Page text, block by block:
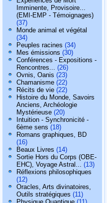
Imminente, Provisoire...
(EMI-EMP - Témoignages)
(37)
Monde animal et végétal
(34)
Peuples racines (34)
Mes émissions (30)
Conférences - Expositions -
Rencontres... (26)
Ovnis, Oanis (23)
Chamanisme (22)
Récits de vie (22)
Histoire du Monde, Savoirs
Anciens, Archéologie
Mystérieuse (20)
Intuition - Synchronicité -
6ème sens (18)
Romans graphiques, BD
(16)
Beaux Livres (14)
Sortie Hors du Corps (OBE-
EHC), Voyage Astral... (13)
Réflexions philosophiques
(12)
Oracles, Arts divinatoires,
Outils stratégiques (11)